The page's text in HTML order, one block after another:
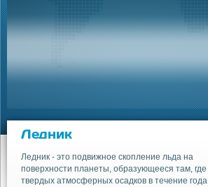
Ледник
Ледник - это подвижное скопление льда на
поверхности планеты, образующееся там, где
твердых атмосферных осадков в течение года